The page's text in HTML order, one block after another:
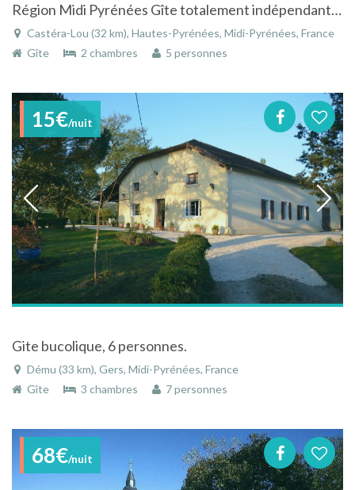
Région Midi Pyrénées Gîte totalement indépendant à Castera-Lou près Tarbes et Lourdes
Castéra-Lou (32 km), Hautes-Pyrénées, Midi-Pyrénées, France
Gîte
2 chambres 5 personnes
15€/nuit
Gite bucolique, 6 personnes.
Dému (33 km), Gers, Midi-Pyrénées, France
Gîte
3 chambres 7 personnes
68€/nuit